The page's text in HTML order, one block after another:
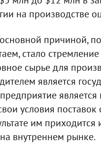
на производстве
причиной,
стало стремление
сырье для
является
условия
им
внутреннем рынке.